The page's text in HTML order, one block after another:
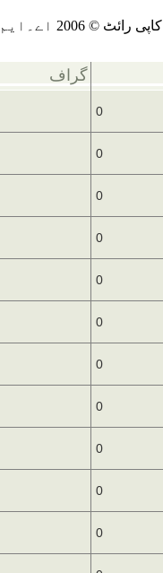
کاپی رائٹ © 2006 اے۔ايم۔آی۔ايس! سروس۔ تمام جملہ حقوق محفوظ ہيں
گراف
0
0
0
0
0
0
0
0
0
0
0